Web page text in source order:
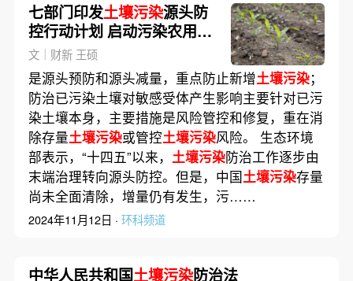
七部门印发土壤污染源头防
控行动计划 启动污染农用地
溯源
文｜财新 王硕
是源头预防和源头减量，重点防止新增土壤污染；
防治已污染土壤对敏感受体产生影响主要针对已污
染土壤本身，主要措施是风险管控和修复，重在消
除存量土壤污染或管控土壤污染风险。 生态环境
部表示，“十四五”以来， 土壤污染防治工作逐步由
末端治理转向源头防控。但是，中国土壤污染存量
尚未全面清除，增量仍有发生，污……
2024年11月12日 · 环科频道
中华人民共和国土壤污染防治法